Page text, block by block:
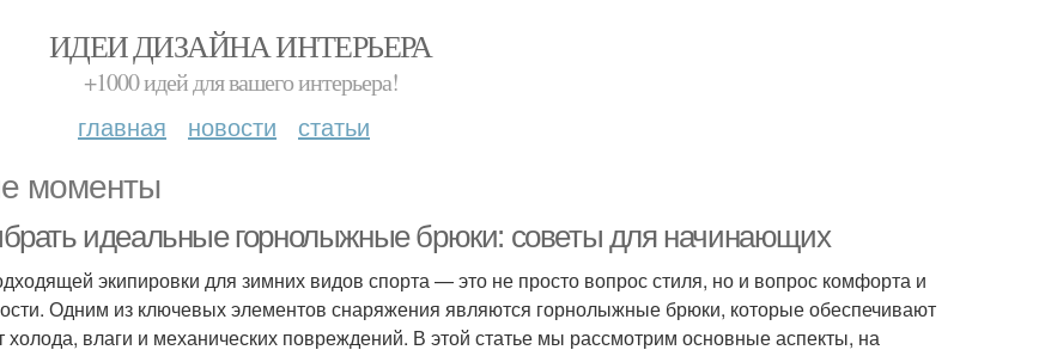
ИДЕИ ДИЗАЙНА ИНТЕРЬЕРА
+1000 идей для вашего интерьера!
главная новости статьи
моменты
идеальные горнолыжные брюки: советы для начинающих
экипировки для зимних видов спорта — это не просто вопрос стиля, но и вопрос комфорта и
Одним из ключевых элементов снаряжения являются горнолыжные брюки, которые обеспечивают
холода, влаги и механических повреждений. В этой статье мы рассмотрим основные аспекты, на